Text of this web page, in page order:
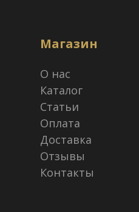
Магазин
О нас
Каталог
Статьи
Оплата
Доставка
Отзывы
Контакты